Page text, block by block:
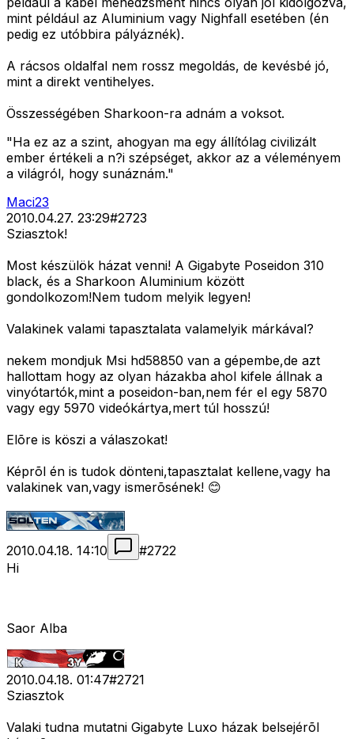
mint például az Aluminium vagy Nighfall esetében (én
pedig ez utóbbira pályáznék).
A rácsos oldalfal nem rossz megoldás, de kevésbé jó,
mint a direkt ventihelyes.
Összességében Sharkoon-ra adnám a voksot.
"Ha ez az a szint, ahogyan ma egy állítólag civilizált
ember értékeli a n?i szépséget, akkor az a véleményem
a világról, hogy sunáznám."
Maci23
2010.04.27. 23:29#2723
Sziasztok!
Most készülök házat venni! A Gigabyte Poseidon 310
black, és a Sharkoon Aluminium között
gondolkozom!Nem tudom melyik legyen!
Valakinek valami tapasztalata valamelyik márkával?
nekem mondjuk Msi hd58850 van a gépembe,de azt
hallottam hogy az olyan házakba ahol kifele állnak a
vinyótartók,mint a poseidon-ban,nem fér el egy 5870
vagy egy 5970 videókártya,mert túl hosszú!
Elõre is köszi a válaszokat!
Képrõl én is tudok dönteni,tapasztalat kellene,vagy ha
valakinek van,vagy ismerõsének! 😊
2010.04.18. 14:10 #2722
Hi
Saor Alba
2010.04.18. 01:47#2721
Sziasztok
Valaki tudna mutatni Gigabyte Luxo házak belsejérõl